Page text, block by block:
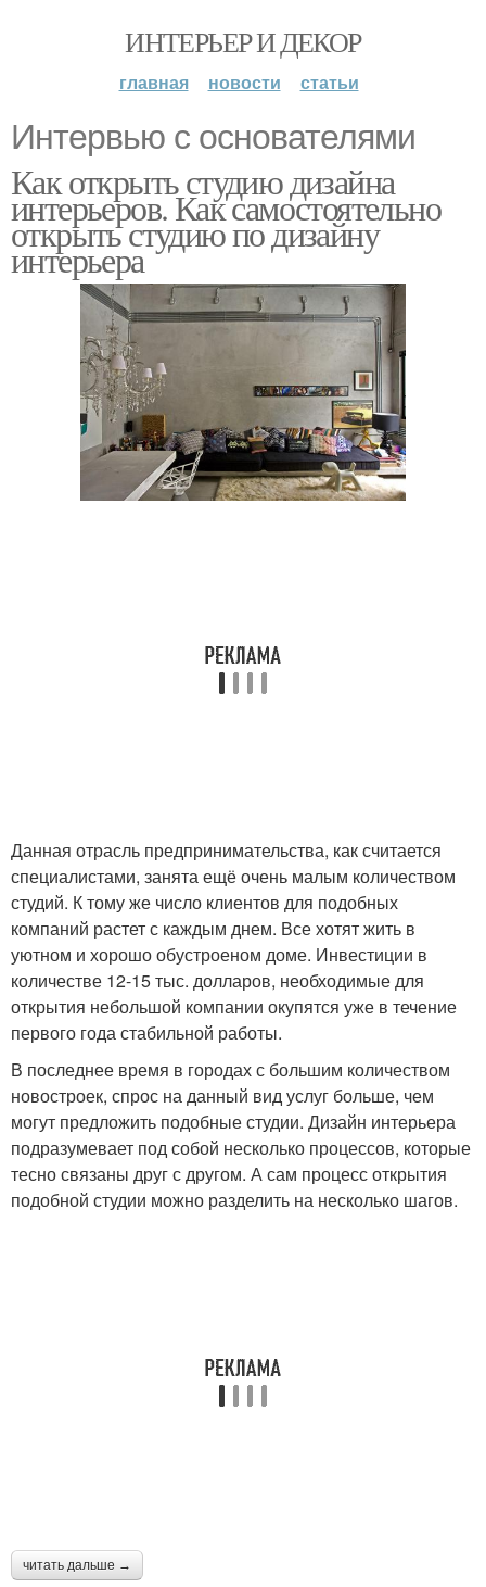
ИНТЕРЬЕР И ДЕКОР
главная новости статьи
Интервью с основателями
Как открыть студию дизайна
интерьеров. Как самостоятельно
открыть студию по дизайну
интерьера
Данная отрасль предпринимательства, как считается
специалистами, занята ещё очень малым количеством
студий. К тому же число клиентов для подобных
компаний растет с каждым днем. Все хотят жить в
уютном и хорошо обустроеном доме. Инвестиции в
количестве 12-15 тыс. долларов, необходимые для
открытия небольшой компании окупятся уже в течение
первого года стабильной работы.
В последнее время в городах с большим количеством
новостроек, спрос на данный вид услуг больше, чем
могут предложить подобные студии. Дизайн интерьера
подразумевает под собой несколько процессов, которые
тесно связаны друг с другом. А сам процесс открытия
подобной студии можно разделить на несколько шагов.
читать дальше →